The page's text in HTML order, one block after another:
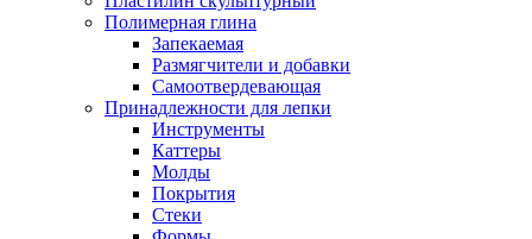
Полимерная глина
Запекаемая
Размягчители и добавки
Самоотвердевающая
Принадлежности для лепки
Инструменты
Каттеры
Молды
Покрытия
Стеки